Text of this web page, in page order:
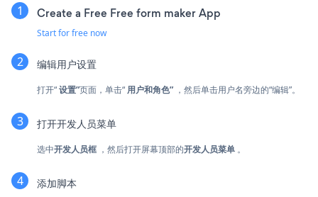
Create a Free Free form maker App
Start for free now
编辑用户设置
打开“设置”页面，单击“ 用户和角色” ，然后单击用户名旁边的“编辑”。
打开开发人员菜单
选中开发人员框 ，然后打开屏幕顶部的开发人员菜单 。
添加脚本